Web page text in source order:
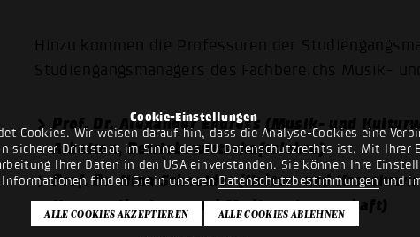
Cookie-Einstellungen
Cookies. Wir weisen darauf hin, dass die Analyse-Cookies eine
sicherer Drittstaat im Sinne des EU-Datenschutzrechts ist. Mit Ihrer
Ihrer Daten in den USA einverstanden. Sie können Ihre
Informationen finden Sie in unseren Datenschutzbestimmungenund
Hinzu kommen die Professuren der
Studiengangsmanagers des Fachbereichs Musik-
Prof. Dr. Alexander Endress (Musik- und
Arbeiten, Betriebswirtschaftslehre)
Prof. Dr. Nina Schneider (Kultur- und
Kommunikations- und Medienwissenschaft)